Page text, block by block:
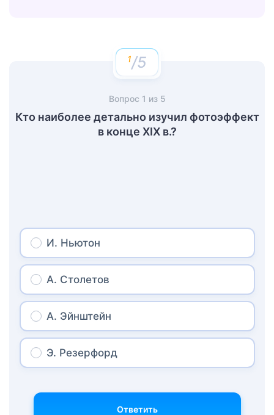
/5
Вопрос 1 из 5
Кто наиболее детально изучил фотоэффект
в конце XIX в.?
И. Ньютон
А. Столетов
А. Эйнштейн
Э. Резерфорд
Ответить